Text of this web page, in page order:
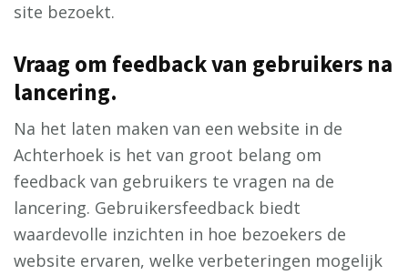
site bezoekt.
Vraag om feedback van gebruikers na
lancering.
Na het laten maken van een website in de
Achterhoek is het van groot belang om
feedback van gebruikers te vragen na de
lancering. Gebruikersfeedback biedt
waardevolle inzichten in hoe bezoekers de
website ervaren, welke verbeteringen mogelijk